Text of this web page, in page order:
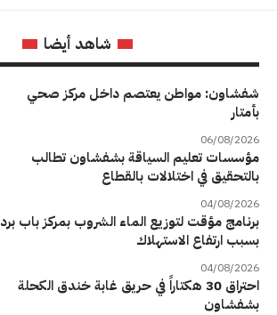
شاهد أيضا
شفشاون: مواطن يعتصم داخل مركز صحي
بأمتار
06/08/2026
مؤسسات تعليم السياقة بشفشاون تطالب
بالتحقيق في اختلالات بالقطاع
04/08/2026
برنامج مؤقت لتوزيع الماء الشروب بمركز باب برد
بسبب ارتفاع الاستهلاك
04/08/2026
احتراق 30 هكتاراً في حريق غابة خندق الكحلة
بشفشاون